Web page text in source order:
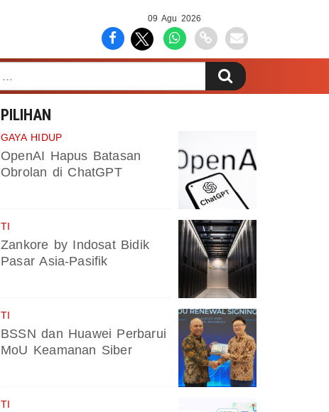
09 Agu 2026
Zankore by Indosat Bidik
PILIHAN
GAYA HIDUP
OpenAI Hapus Batasan
Obrolan di ChatGPT
TI
Zankore by Indosat Bidik
Pasar Asia-Pasifik
TI
BSSN dan Huawei Perbarui
MoU Keamanan Siber
TI